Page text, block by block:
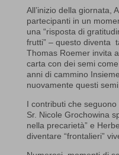
All’inizio della giornata,
partecipanti in un
una “risposta di
frutti” – questo diventa
Thomas Roemer invita
carta con dei semi
anni di cammino
nuovamente questi
I contributi che
Sr. Nicole Grochowina
nella precarietà” e
diventare “frontalieri”